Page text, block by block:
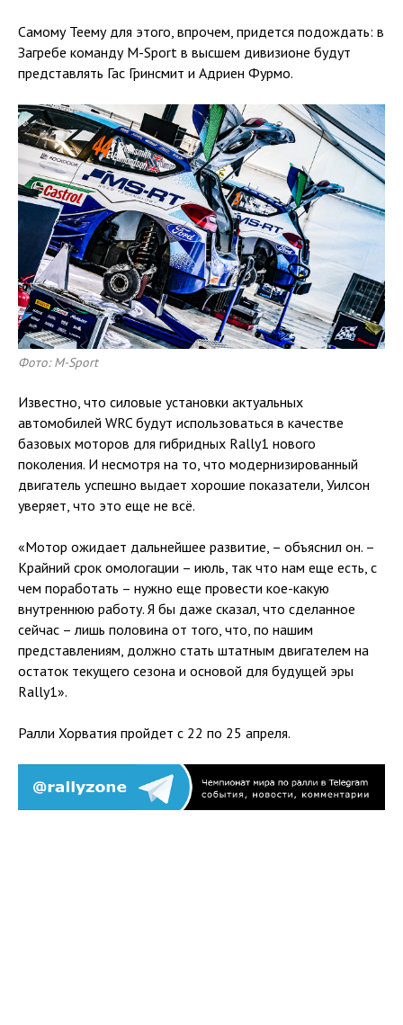
Самому Теему для этого, впрочем, придется подождать: в
Загребе команду M-Sport в высшем дивизионе будут
представлять Гас Гринсмит и Адриен Фурмо.
Фото: M-Sport
Известно, что силовые установки актуальных
автомобилей WRC будут использоваться в качестве
базовых моторов для гибридных Rally1 нового
поколения. И несмотря на то, что модернизированный
двигатель успешно выдает хорошие показатели, Уилсон
уверяет, что это еще не всё.
«Мотор ожидает дальнейшее развитие, – объяснил он. –
Крайний срок омологации – июль, так что нам еще есть, с
чем поработать – нужно еще провести кое-какую
внутреннюю работу. Я бы даже сказал, что сделанное
сейчас – лишь половина от того, что, по нашим
представлениям, должно стать штатным двигателем на
остаток текущего сезона и основой для будущей эры
Rally1».
Ралли Хорватия пройдет с 22 по 25 апреля.